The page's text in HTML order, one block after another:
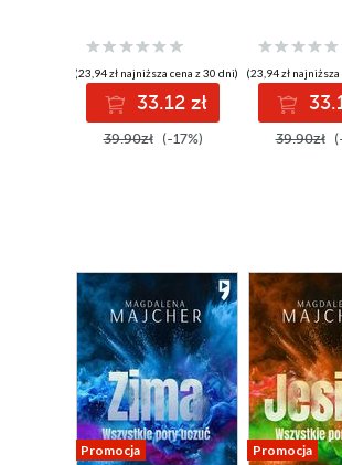
(23,94 zł najniższa cena z 30 dni)
33.12 zł
39.90zł (-17%)
(23,94 zł
39.90zł
Promocja Promocja